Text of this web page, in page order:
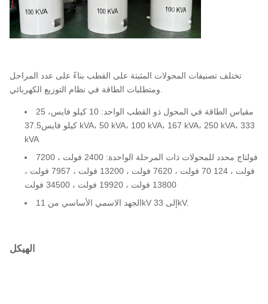
تختلف تصنيفات المحولات المثبتة على القطب بناءً على عدد المراحل
مقياس الطاقة في المحول ذو القطب الواحد: 10 كيلو فايس، 25
كيلو فايس37.5 kVA، 50 kVA، 100 kVA، 167 kVA، 250 kVA، 333
kVA
فولتاج محدد للمحولات ذات المرحلة الواحدة: 2400 فولت ، 7200
فولت ، 124 70 فولت ، 7620 فولت ، 13200 فولت ، 7957 فولت ،
13800 فولت ، 19920 فولت ، 34500 فولت
الجهد الاسمي الأساسي من 11kV إلى 33kV.
الهيكل